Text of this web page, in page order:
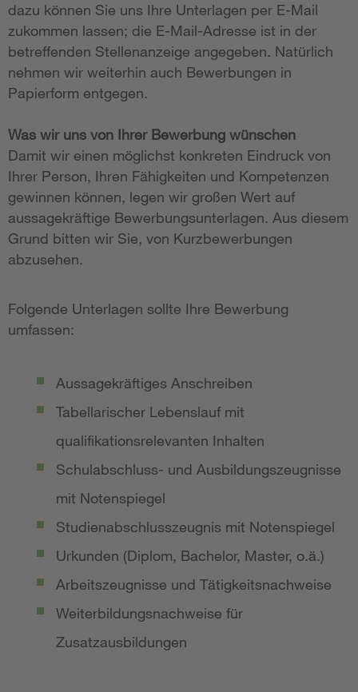
dazu können Sie uns Ihre Unterlagen per E-Mail
zukommen lassen; die E-Mail-Adresse ist in der
betreffenden Stellenanzeige angegeben. Natürlich
nehmen wir weiterhin auch Bewerbungen in
Papierform entgegen.
Was wir uns von Ihrer Bewerbung wünschen
Damit wir einen möglichst konkreten Eindruck von
Ihrer Person, Ihren Fähigkeiten und Kompetenzen
gewinnen können, legen wir großen Wert auf
aussagekräftige Bewerbungsunterlagen. Aus diesem
Grund bitten wir Sie, von Kurzbewerbungen
abzusehen.
Folgende Unterlagen sollte Ihre Bewerbung
umfassen:
Aussagekräftiges Anschreiben
Tabellarischer Lebenslauf mit
qualifikationsrelevanten Inhalten
Schulabschluss- und Ausbildungszeugnisse
mit Notenspiegel
Studienabschlusszeugnis mit Notenspiegel
Urkunden (Diplom, Bachelor, Master, o.ä.)
Arbeitszeugnisse und Tätigkeitsnachweise
Weiterbildungsnachweise für
Zusatzausbildungen